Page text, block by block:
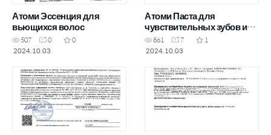
Атоми Эссенция для
вьющихся волос
507 0
0
2024.10.03
Атоми Паста для
чувствительных зубов и
десен
861 7
1
2024.10.03